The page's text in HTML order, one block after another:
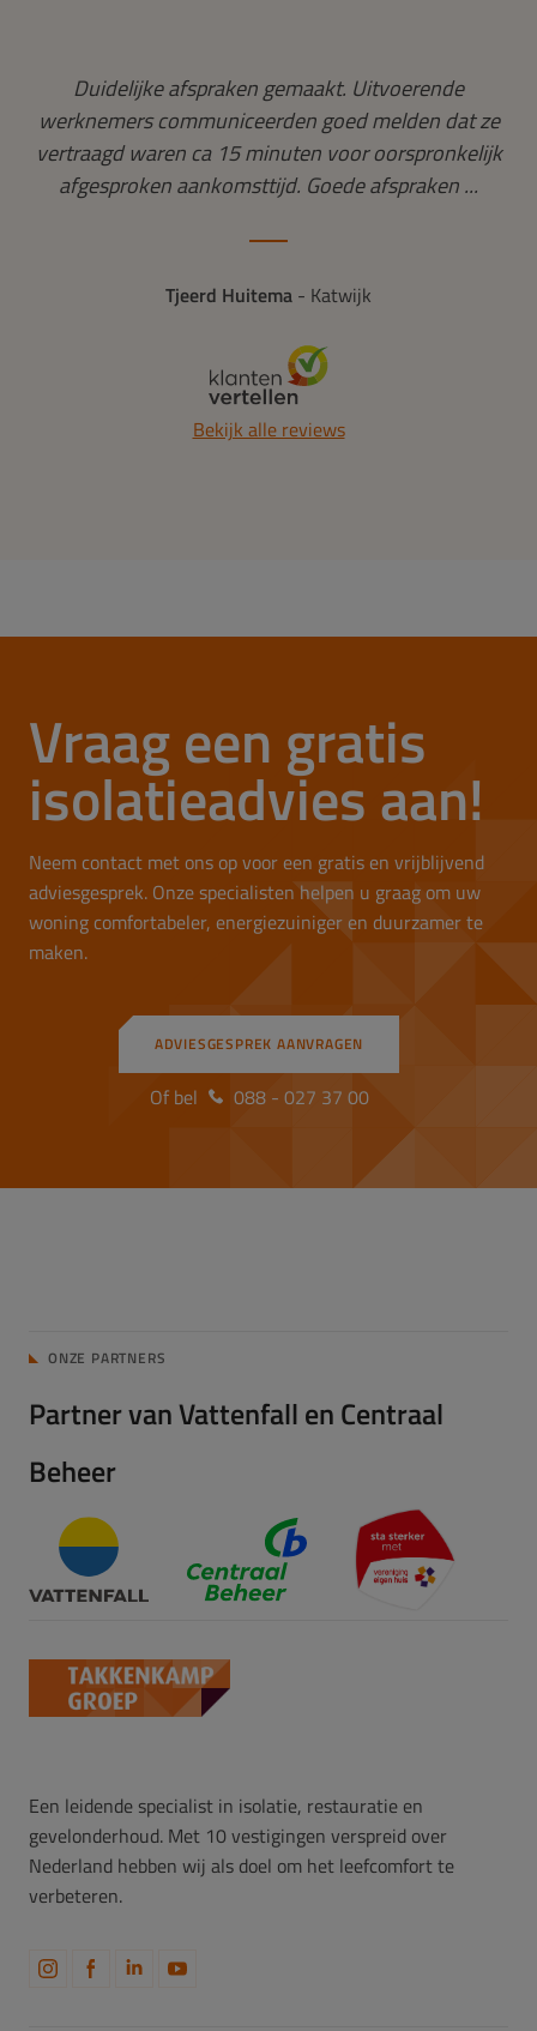
Duidelijke afspraken gemaakt. Uitvoerende
werknemers communiceerden goed melden dat ze
vertraagd waren ca 15 minuten voor oorspronkelijk
afgesproken aankomsttijd. Goede afspraken ...
Tjeerd Huitema - Katwijk
Bekijk alle reviews
Vraag een gratis
isolatieadvies aan!
Neem contact met ons op voor een gratis en vrijblijvend
adviesgesprek. Onze specialisten helpen u graag om uw
woning comfortabeler, energiezuiniger en duurzamer te
maken.
ADVIESGESPREK AANVRAGEN
Of bel 088 - 027 37 00
ONZE PARTNERS
Partner van Vattenfall en Centraal
Beheer
Een leidende specialist in isolatie, restauratie en
gevelonderhoud. Met 10 vestigingen verspreid over
Nederland hebben wij als doel om het leefcomfort te
verbeteren.